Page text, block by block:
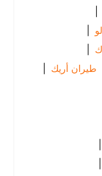
أريك
|